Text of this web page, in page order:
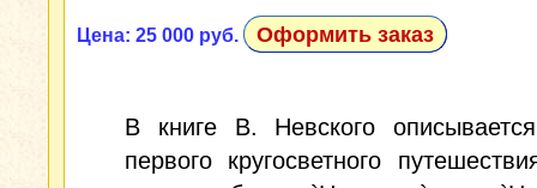
Цена: 25 000 руб. Оформить заказ
В книге В. Невского
первого кругосветного